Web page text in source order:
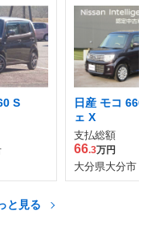
S
日産 モコ
ェ X
支払総額
66.3万円
大分県大分市
と見る